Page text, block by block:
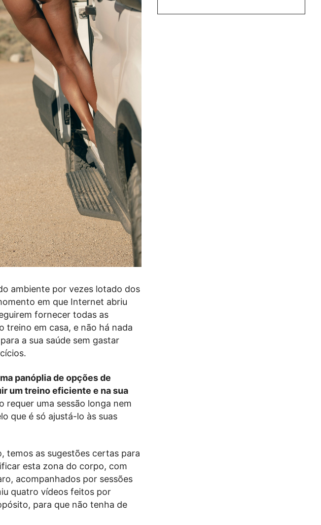
ambiente por vezes lotado dos
em que Internet abriu
fornecer todas as
treino em casa, e não há nada
a sua saúde sem gastar
panóplia de opções de
um treino eficiente e na sua
requer uma sessão longa nem
que é só ajustá-lo às suas
temos as sugestões certas para
esta zona do corpo, com
acompanhados por sessões
quatro vídeos feitos por
para que não tenha de